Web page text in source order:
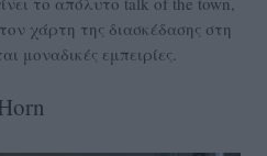
χάρτη της διασκέδασης στη
μοναδικές εμπειρίες.